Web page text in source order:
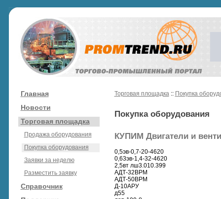
Главная
Новости
Торговая площадка
Продажа оборудования
Покупка оборудования
Заявки за неделю
Разместить заявку
Справочник
Торговая площадка:: Покупка
Покупка оборудования
КУПИМ Двигатели и
0,5эв-0,7-20-4620
0,63эв-1,4-32-4620
2,5вт лш3.010.399
АДТ-32ВРМ
АДТ-50ВРМ
Д-10АРУ
д55